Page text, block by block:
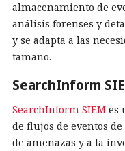
almacenamiento de
análisis forenses y
y se adapta a las
tamaño.
SearchInform
SearchInform SIEM es
de flujos de eventos
de amenazas y a la